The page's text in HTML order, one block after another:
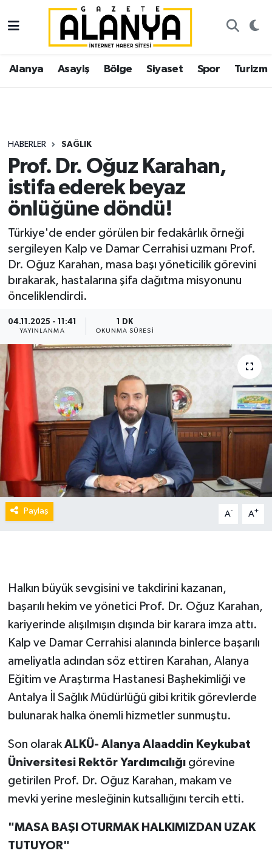
Alanya Asayiş Bölge Siyaset Spor Turizm
HABERLER SAĞLIK
Prof. Dr. Oğuz Karahan,
istifa ederek beyaz
önlüğüne döndü!
Türkiye'de ender görülen bir fedakârlık örneği
sergileyen Kalp ve Damar Cerrahisi uzmanı Prof.
Dr. Oğuz Karahan, masa başı yöneticilik görevini
bırakarak, hastalarına şifa dağıtma misyonunu
önceliklendirdi.
04.11.2025 - 11:41
YAYINLANMA
1 DK
OKUNMA SÜRESI
Paylaş A- A+
Halkın büyük sevgisini ve takdirini kazanan,
başarılı hekim ve yönetici Prof. Dr. Oğuz Karahan,
kariyerinde alışılmışın dışında bir karara imza attı.
Kalp ve Damar Cerrahisi alanında binlerce başarılı
ameliyatla adından söz ettiren Karahan, Alanya
Eğitim ve Araştırma Hastanesi Başhekimliği ve
Antalya İl Sağlık Müdürlüğü gibi kritik görevlerde
bulunarak halka önemli hizmetler sunmuştu.
Son olarakALKÜ- Alanya Alaaddin Keykubat
Üniversitesi Rektör Yardımcılığıgörevine
getirilen Prof. Dr. Oğuz Karahan, makam ve
mevki yerine mesleğinin kutsallığını tercih etti.
"MASA BAŞI OTURMAK HALKIMIZDAN UZAK
TUTUYOR"
Alanya
Asayiş
Siyaset
Spor
Turizm
Ekonomi
Gazipaşa
İstanbul Nöbetçi Eczaneler
İstanbul Hava Durumu
Süper Lig Puan Durumu ve Fikstür
Tüm Manşetler
Son Dakika Haberleri
Haber Arşivi